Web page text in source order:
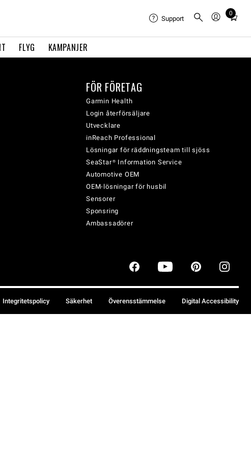
FLYG KAMPANJER
Support
0
Total
cart:
FÖR FÖRETAG
Garmin Health
Login återförsäljare
Utvecklare
inReach Professional
Lösningar för räddningsteam till sjöss
SeaStar® Information Service
Automotive OEM
OEM-lösningar för husbil
Sensorer
Sponsring
Ambassadörer
Integritetspolicy Säkerhet Överensstämmelse Digital Accessibility